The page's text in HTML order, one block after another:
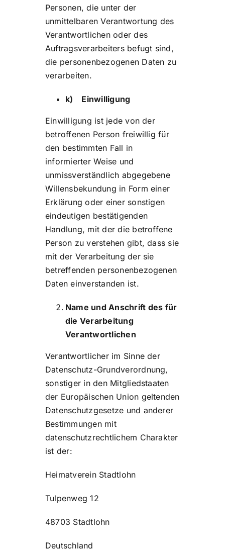
Personen, die unter der
unmittelbaren Verantwortung des
Verantwortlichen oder des
Auftragsverarbeiters befugt sind,
die personenbezogenen Daten zu
verarbeiten.
k) Einwilligung
Einwilligung ist jede von der
betroffenen Person freiwillig für
den bestimmten Fall in
informierter Weise und
unmissverständlich abgegebene
Willensbekundung in Form einer
Erklärung oder einer sonstigen
eindeutigen bestätigenden
Handlung, mit der die betroffene
Person zu verstehen gibt, dass sie
mit der Verarbeitung der sie
betreffenden personenbezogenen
Daten einverstanden ist.
Name und Anschrift des für
die Verarbeitung
Verantwortlichen
Verantwortlicher im Sinne der
Datenschutz-Grundverordnung,
sonstiger in den Mitgliedstaaten
der Europäischen Union geltenden
Datenschutzgesetze und anderer
Bestimmungen mit
datenschutzrechtlichem Charakter
ist der:
Heimatverein Stadtlohn
Tulpenweg 12
48703 Stadtlohn
Deutschland